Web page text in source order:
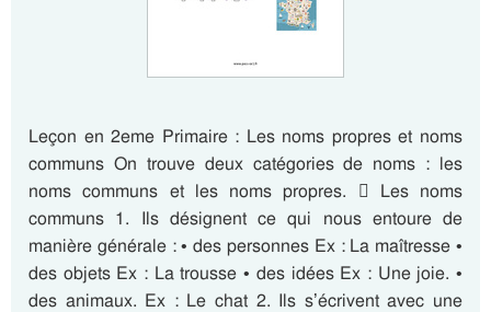
Leçon en 2eme Primaire : Les noms propres et noms
communs On trouve deux catégories de noms : les
noms communs et les noms propres.  Les noms
communs 1. Ils désignent ce qui nous entoure de
manière générale : • des personnes Ex : La maîtresse •
des objets Ex : La trousse • des idées Ex : Une joie. •
des animaux. Ex : Le chat 2. Ils s’écrivent avec une